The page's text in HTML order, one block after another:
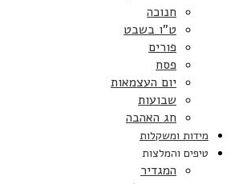
חנוכה
ט”ו בשבט
פורים
פסח
יום העצמאות
שבועות
חג האהבה
מידות ומשקלות
טיפים והמלצות
המגדיר